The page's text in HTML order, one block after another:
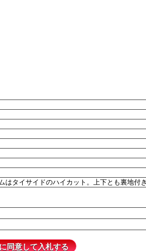
タイサイドのハイカット。上下とも裏地付